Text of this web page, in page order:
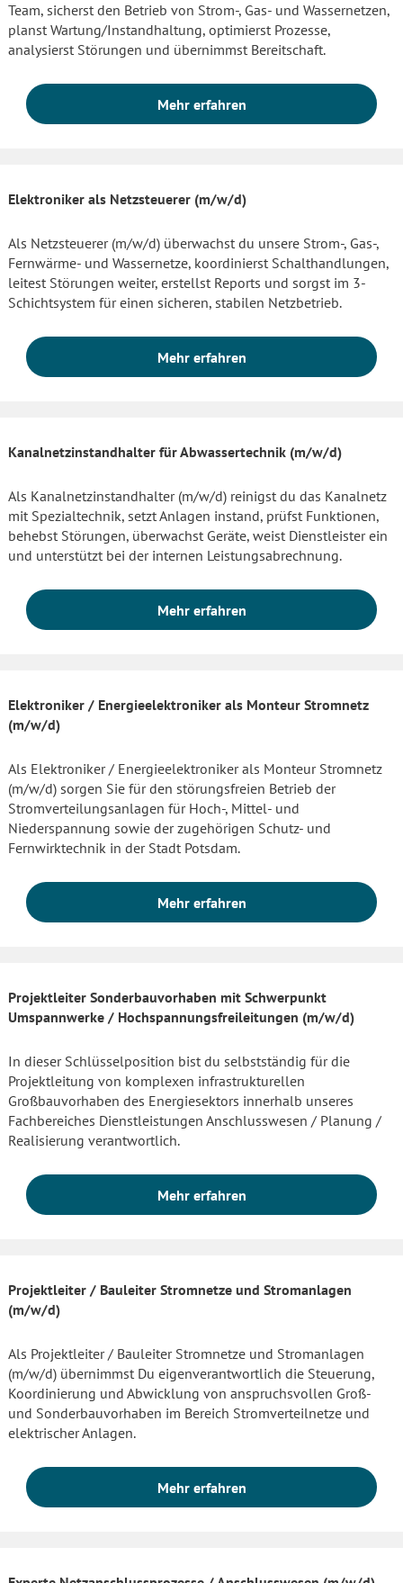
Team, sicherst den Betrieb von Strom-, Gas- und Wassernetzen,
planst Wartung/Instandhaltung, optimierst Prozesse,
analysierst Störungen und übernimmst Bereitschaft.
Mehr erfahren
Elektroniker als Netzsteuerer (m/w/d)
Als Netzsteuerer (m/w/d) überwachst du unsere Strom-, Gas-,
Fernwärme- und Wassernetze, koordinierst Schalthandlungen,
leitest Störungen weiter, erstellst Reports und sorgst im 3-
Schichtsystem für einen sicheren, stabilen Netzbetrieb.
Mehr erfahren
Kanalnetzinstandhalter für Abwassertechnik (m/w/d)
Als Kanalnetzinstandhalter (m/w/d) reinigst du das Kanalnetz
mit Spezialtechnik, setzt Anlagen instand, prüfst Funktionen,
behebst Störungen, überwachst Geräte, weist Dienstleister ein
und unterstützt bei der internen Leistungsabrechnung.
Mehr erfahren
Elektroniker / Energieelektroniker als Monteur Stromnetz
(m/w/d)
Als Elektroniker / Energieelektroniker als Monteur Stromnetz
(m/w/d) sorgen Sie für den störungsfreien Betrieb der
Stromverteilungsanlagen für Hoch-, Mittel- und
Niederspannung sowie der zugehörigen Schutz- und
Fernwirktechnik in der Stadt Potsdam.
Mehr erfahren
Projektleiter Sonderbauvorhaben mit Schwerpunkt
Umspannwerke / Hochspannungsfreileitungen (m/w/d)
In dieser Schlüsselposition bist du selbstständig für die
Projektleitung von komplexen infrastrukturellen
Großbauvorhaben des Energiesektors innerhalb unseres
Fachbereiches Dienstleistungen Anschlusswesen / Planung /
Realisierung verantwortlich.
Mehr erfahren
Projektleiter / Bauleiter Stromnetze und Stromanlagen
(m/w/d)
Als Projektleiter / Bauleiter Stromnetze und Stromanlagen
(m/w/d) übernimmst Du eigenverantwortlich die Steuerung,
Koordinierung und Abwicklung von anspruchsvollen Groß-
und Sonderbauvorhaben im Bereich Stromverteilnetze und
elektrischer Anlagen.
Mehr erfahren